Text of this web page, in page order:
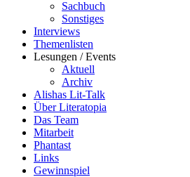
Sachbuch
Sonstiges
Interviews
Themenlisten
Lesungen / Events
Aktuell
Archiv
Alishas Lit-Talk
Über Literatopia
Das Team
Mitarbeit
Phantast
Links
Gewinnspiel